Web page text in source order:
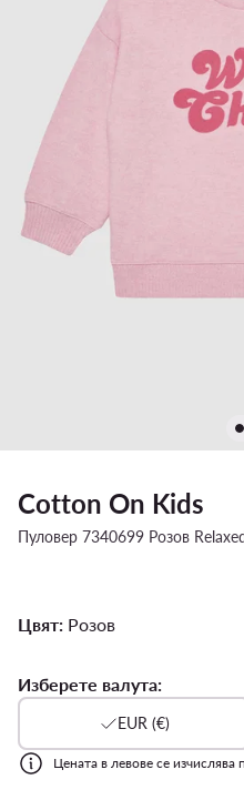
Cotton On Kids
Пуловер 7340699 Розов
Цвят: Розов
Изберете валута:
EUR (€)
Цената в левове се